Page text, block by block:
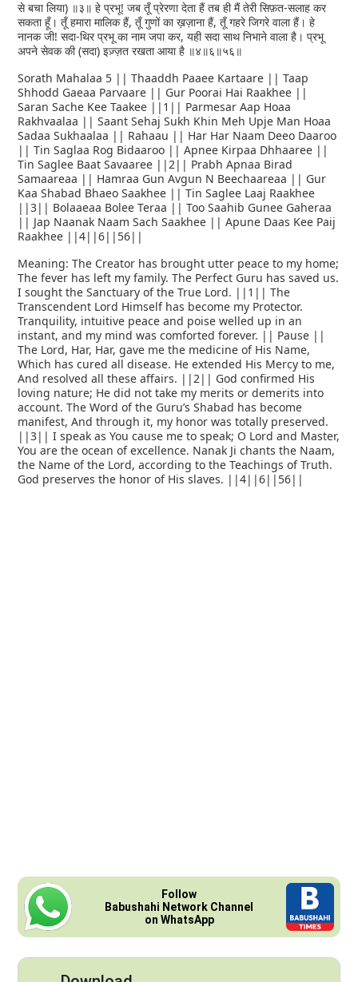
से बचा लिया) ॥३॥ हे प्रभू! जब तूँ प्रेरणा देता हैं तब ही मैं तेरी सिफ़त-सलाह कर
सकता हूँ। तूँ हमारा मालिक हैं, तूँ गुणों का ख़ज़ाना हैं, तूँ गहरे जिगरे वाला हैं। हे
नानक जी! सदा-थिर प्रभू का नाम जपा कर, यही सदा साथ निभाने वाला है। प्रभू
अपने सेवक की (सदा) इज़्ज़त रखता आया है ॥४॥६॥५६॥
Sorath Mahalaa 5 || Thaaddh Paaee Kartaare || Taap
Shhodd Gaeaa Parvaare || Gur Poorai Hai Raakhee ||
Saran Sache Kee Taakee ||1|| Parmesar Aap Hoaa
Rakhvaalaa || Saant Sehaj Sukh Khin Meh Upje Man Hoaa
Sadaa Sukhaalaa || Rahaau || Har Har Naam Deeo Daaroo
|| Tin Saglaa Rog Bidaaroo || Apnee Kirpaa Dhhaaree ||
Tin Saglee Baat Savaaree ||2|| Prabh Apnaa Birad
Samaareaa || Hamraa Gun Avgun N Beechaareaa || Gur
Kaa Shabad Bhaeo Saakhee || Tin Saglee Laaj Raakhee
||3|| Bolaaeaa Bolee Teraa || Too Saahib Gunee Gaheraa
|| Jap Naanak Naam Sach Saakhee || Apune Daas Kee Paij
Raakhee ||4||6||56||
Meaning: The Creator has brought utter peace to my home;
The fever has left my family. The Perfect Guru has saved us.
I sought the Sanctuary of the True Lord. ||1|| The
Transcendent Lord Himself has become my Protector.
Tranquility, intuitive peace and poise welled up in an
instant, and my mind was comforted forever. || Pause ||
The Lord, Har, Har, gave me the medicine of His Name,
Which has cured all disease. He extended His Mercy to me,
And resolved all these affairs. ||2|| God confirmed His
loving nature; He did not take my merits or demerits into
account. The Word of the Guru’s Shabad has become
manifest, And through it, my honor was totally preserved.
||3|| I speak as You cause me to speak; O Lord and Master,
You are the ocean of excellence. Nanak Ji chants the Naam,
the Name of the Lord, according to the Teachings of Truth.
God preserves the honor of His slaves. ||4||6||56||
Follow
Babushahi Network Channel
on WhatsApp